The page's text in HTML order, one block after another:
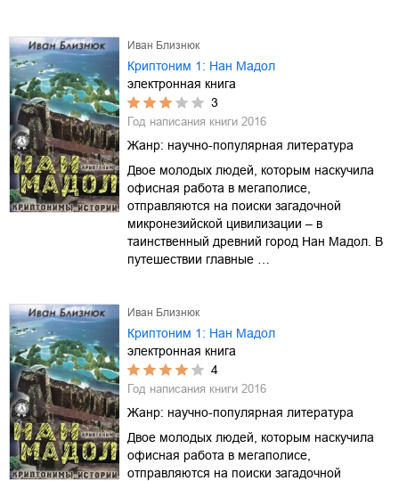
Иван Близнюк
Криптоним 1: Нан Мадол
электронная книга
3
Год написания книги 2016
Жанр: научно-популярная литература
Двое молодых людей, которым наскучила
офисная работа в мегаполисе,
отправляются на поиски загадочной
микронезийской цивилизации – в
таинственный древний город Нан Мадол. В
путешествии главные …
Иван Близнюк
Криптоним 1: Нан Мадол
электронная книга
4
Год написания книги 2016
Жанр: научно-популярная литература
Двое молодых людей, которым наскучила
офисная работа в мегаполисе,
отправляются на поиски загадочной